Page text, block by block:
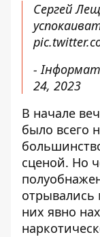
Сергей
-
24, 2023
В начале
было всего
сценой. Но
них явно